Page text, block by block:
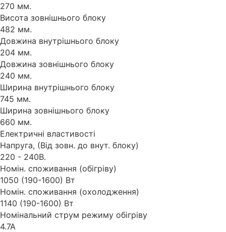
270 мм.
Висота зовнішнього блоку
482 мм.
Довжина внутрішнього блоку
204 мм.
Довжина зовнішнього блоку
240 мм.
Ширина внутрішнього блоку
745 мм.
Ширина зовнішнього блоку
660 мм.
Електричні властивості
Напруга, (Від зовн. до внут. блоку)
220 - 240В.
Номін. споживання (обігріву)
1050 (190-1600) Вт
Номін. споживання (охолодження)
1140 (190-1600) Вт
Номінальний струм режиму обігріву
4.7А